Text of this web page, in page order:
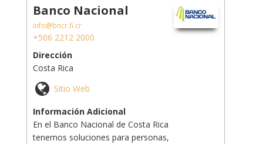
Banco Nacional
info@bncr.fi.cr
+506 2212 2000
Dirección
Costa Rica
Sitio Web
Información Adicional
En el Banco Nacional de Costa Rica
tenemos soluciones para personas,